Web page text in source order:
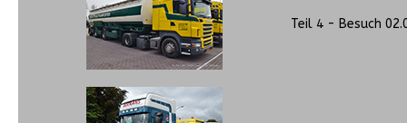
Teil 4 - Besuch